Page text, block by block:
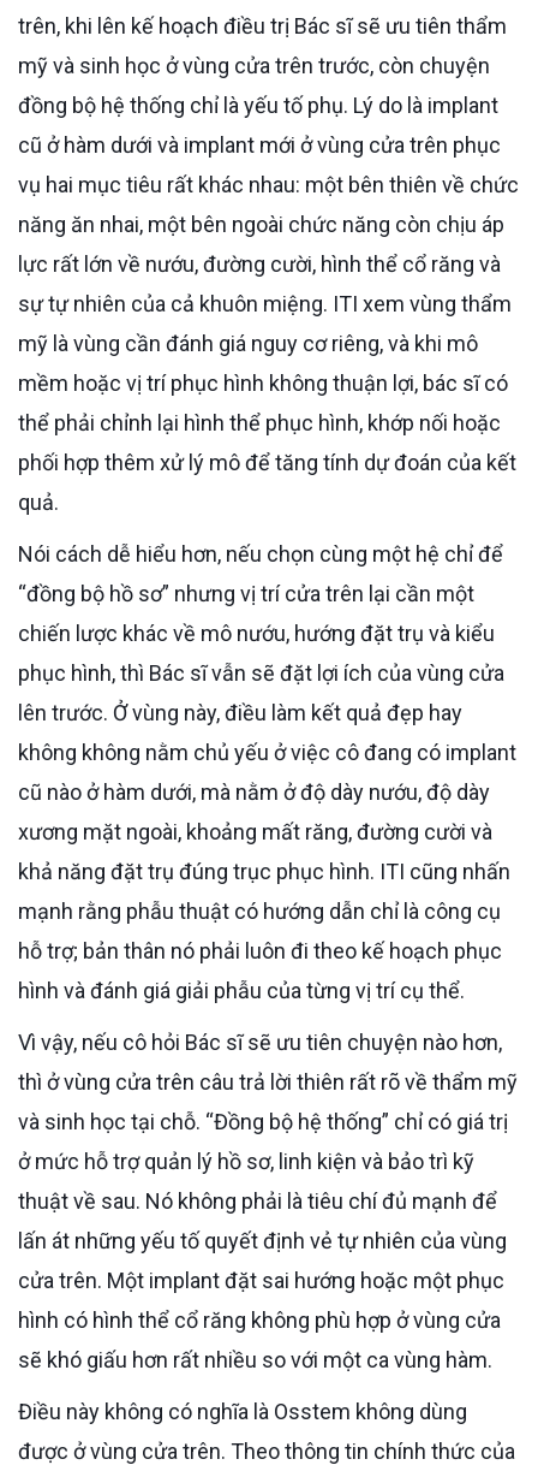
trên, khi lên kế hoạch điều trị Bác sĩ sẽ ưu tiên thẩm
mỹ và sinh học ở vùng cửa trên trước, còn chuyện
đồng bộ hệ thống chỉ là yếu tố phụ. Lý do là implant
cũ ở hàm dưới và implant mới ở vùng cửa trên phục
vụ hai mục tiêu rất khác nhau: một bên thiên về chức
năng ăn nhai, một bên ngoài chức năng còn chịu áp
lực rất lớn về nướu, đường cười, hình thể cổ răng và
sự tự nhiên của cả khuôn miệng. ITI xem vùng thẩm
mỹ là vùng cần đánh giá nguy cơ riêng, và khi mô
mềm hoặc vị trí phục hình không thuận lợi, bác sĩ có
thể phải chỉnh lại hình thể phục hình, khớp nối hoặc
phối hợp thêm xử lý mô để tăng tính dự đoán của kết
quả.
Nói cách dễ hiểu hơn, nếu chọn cùng một hệ chỉ để
“đồng bộ hồ sơ” nhưng vị trí cửa trên lại cần một
chiến lược khác về mô nướu, hướng đặt trụ và kiểu
phục hình, thì Bác sĩ vẫn sẽ đặt lợi ích của vùng cửa
lên trước. Ở vùng này, điều làm kết quả đẹp hay
không không nằm chủ yếu ở việc cô đang có implant
cũ nào ở hàm dưới, mà nằm ở độ dày nướu, độ dày
xương mặt ngoài, khoảng mất răng, đường cười và
khả năng đặt trụ đúng trục phục hình. ITI cũng nhấn
mạnh rằng phẫu thuật có hướng dẫn chỉ là công cụ
hỗ trợ; bản thân nó phải luôn đi theo kế hoạch phục
hình và đánh giá giải phẫu của từng vị trí cụ thể.
Vì vậy, nếu cô hỏi Bác sĩ sẽ ưu tiên chuyện nào hơn,
thì ở vùng cửa trên câu trả lời thiên rất rõ về thẩm mỹ
và sinh học tại chỗ. “Đồng bộ hệ thống” chỉ có giá trị
ở mức hỗ trợ quản lý hồ sơ, linh kiện và bảo trì kỹ
thuật về sau. Nó không phải là tiêu chí đủ mạnh để
lấn át những yếu tố quyết định vẻ tự nhiên của vùng
cửa trên. Một implant đặt sai hướng hoặc một phục
hình có hình thể cổ răng không phù hợp ở vùng cửa
sẽ khó giấu hơn rất nhiều so với một ca vùng hàm.
Điều này không có nghĩa là Osstem không dùng
được ở vùng cửa trên. Theo thông tin chính thức của